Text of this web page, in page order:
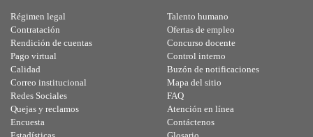
Régimen legal
Contratación
Rendición de cuentas
Pago virtual
Calidad
Talento humano
Ofertas de empleo
Concurso docente
Control interno
Buzón de notificaciones
Correo institucional
Redes Sociales
Quejas y reclamos
Encuesta
Mapa del sitio
FAQ
Atención en línea
Contáctenos